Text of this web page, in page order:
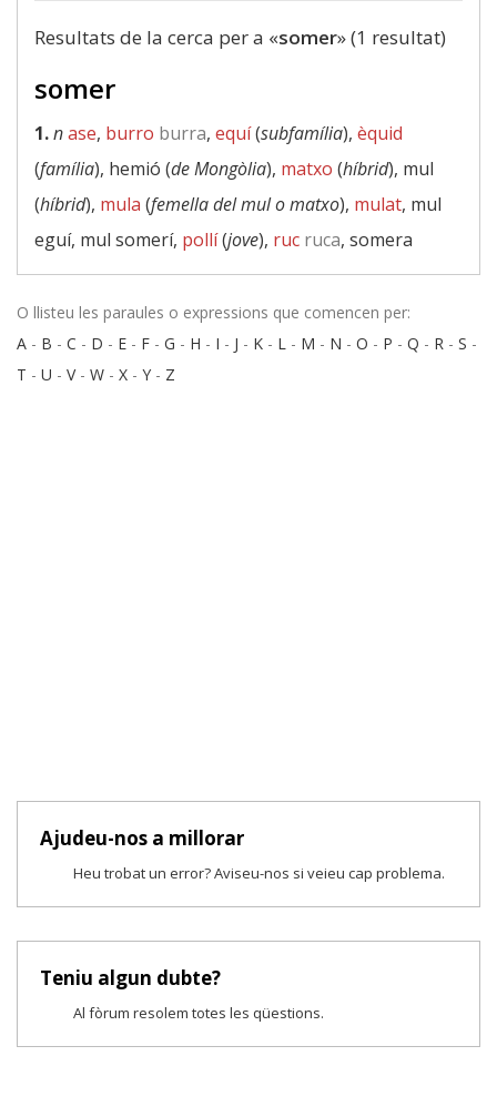
Resultats de la cerca per a «somer» (1 resultat)
somer
1.nase, burro burra, equí(subfamília), èquid
(família), hemió (de Mongòlia), matxo (híbrid), mul
(híbrid), mula (femella del mul o matxo), mulat, mul
eguí, mul somerí, pollí(jove), ruc ruca, somera
O llisteu les paraules o expressions que comencen per:
A - B - C - D - E - F - G - H - I - J - K - L - M - N - O - P - Q - R - S -
T - U - V- W - X - Y - Z
Ajudeu-nos a millorar
Heu trobat un error? Aviseu-nos si veieu cap problema.
Teniu algun dubte?
Al fòrum resolem totes les qüestions.